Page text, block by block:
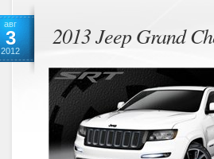
авг
3
2012
2013 Jeep Grand